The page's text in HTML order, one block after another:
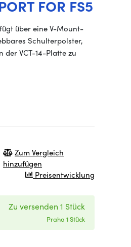
FOR FS5
über eine V-Mount-
Schulterpolster,
VCT-14-Platte zu
Zum Vergleich
hinzufügen
Preisentwicklung
Zu versenden 1 Stück
Praha 1 Stück